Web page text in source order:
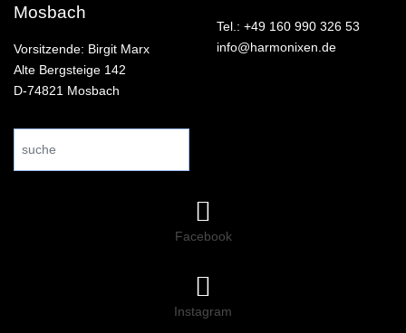
Mosbach
Vorsitzende: Birgit Marx
Alte Bergsteige 142
D-74821 Mosbach
Tel.: +49 160 990 326 53
info@harmonixen.de
...
Facebook
Instagram